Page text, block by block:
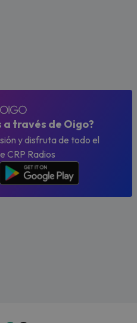
a través de Oigo?
y disfruta de todo el
CRP Radios